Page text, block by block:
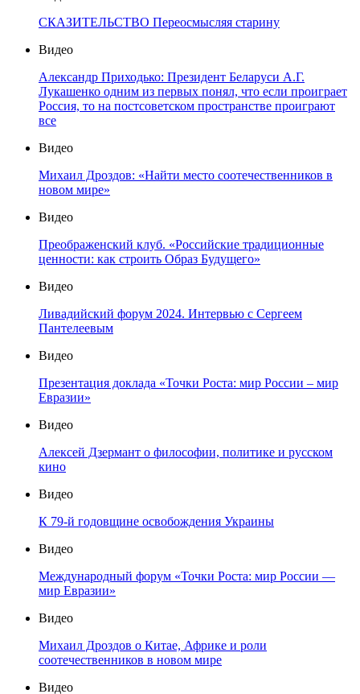
СКАЗИТЕЛЬСТВО Переосмысляя старину
Видео
Александр Приходько: Президент Беларуси А.Г.
Лукашенко одним из первых понял, что если проиграет
Россия, то на постсоветском пространстве проиграют
все
Видео
Михаил Дроздов: «Найти место соотечественников в
новом мире»
Видео
Преображенский клуб. «Российские традиционные
ценности: как строить Образ Будущего»
Видео
Ливадийский форум 2024. Интервью с Сергеем
Пантелеевым
Видео
Презентация доклада «Точки Роста: мир России – мир
Евразии»
Видео
Алексей Дзермант о философии, политике и русском
кино
Видео
К 79-й годовщине освобождения Украины
Видео
Международный форум «Точки Роста: мир России —
мир Евразии»
Видео
Михаил Дроздов о Китае, Африке и роли
соотечественников в новом мире
Видео